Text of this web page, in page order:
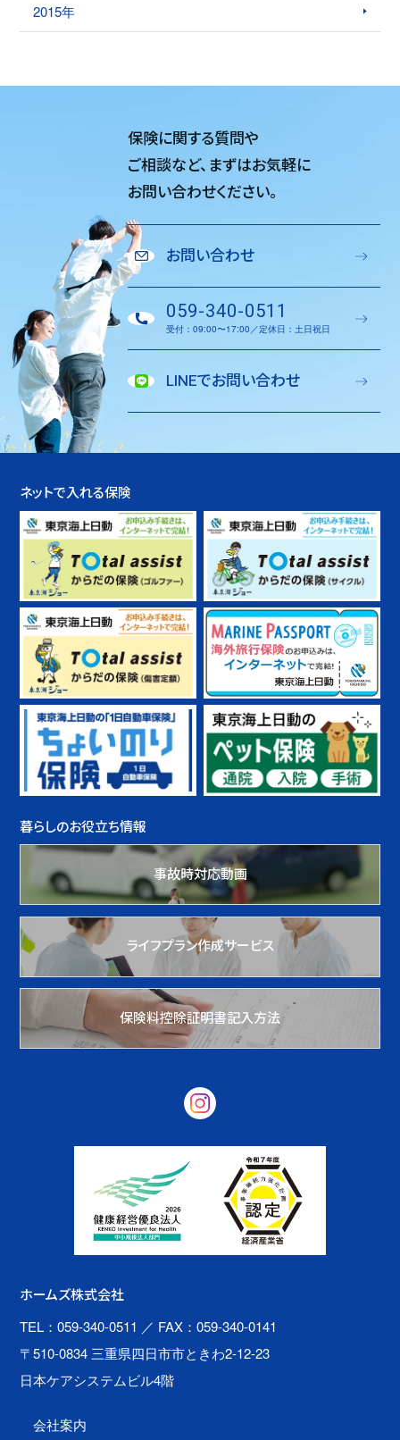
2015年
保険に関する質問や
ご相談など、 まずはお気軽に
お問い合わせください。
お問い合わせ
059-340-0511
受付：09:00〜17:00／定休日：土日祝日
LINEでお問い合わせ
ネットで入れる保険
暮らしのお役立ち情報
事故時対応動画
ライフプラン作成サービス
保険料控除証明書記入方法
ホームズ株式会社
TEL：059-340-0511 ／ FAX：059-340-0141
〒510-0834 三重県四日市市ときわ2-12-23
日本ケアシステムビル4階
会社案内